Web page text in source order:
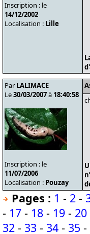
Inscription : le
14/12/2002
Localisation : Lille
Par LALIMACE
Le30/03/2007à 18:40:58
Inscription : le
11/07/2006
Localisation : Pouzay
Pages : 1 - 2 -
- 17 - 18 - 19 - 20
32 - 33 - 34 - 35 -